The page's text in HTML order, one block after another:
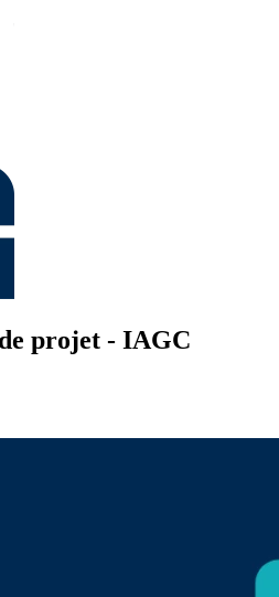
projet - IAGC